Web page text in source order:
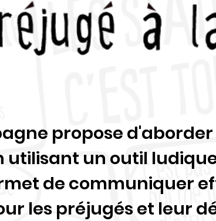
propose d'aborder
utilisant un outil
de communiquer
les préjugés et leur